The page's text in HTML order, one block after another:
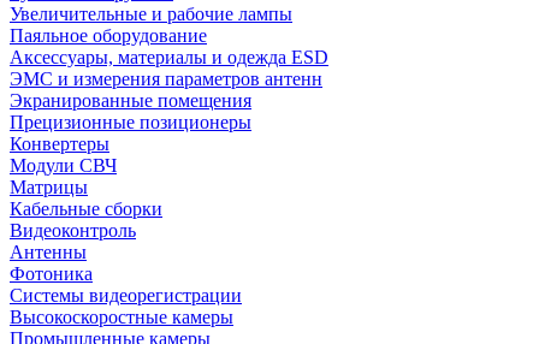
Увеличительные и рабочие лампы
Паяльное оборудование
Аксессуары, материалы и одежда ESD
ЭМС и измерения параметров антенн
Экранированные помещения
Прецизионные позиционеры
Конвертеры
Модули СВЧ
Матрицы
Кабельные сборки
Видеоконтроль
Антенны
Фотоника
Cистемы видеорегистрации
Высокоскоростные камеры
Промышленные камеры